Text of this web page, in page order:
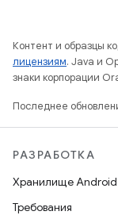
Контент и образцы
лицензиям. Java и
знаки корпорации
Последнее
РАЗРАБОТКА
Хранилище Android
Требования